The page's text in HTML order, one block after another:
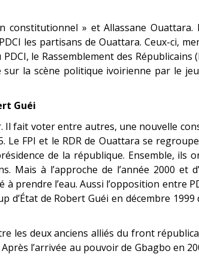
» et Allassane Ouattara.
les partisans de Ouattara. Ceux-ci,
le Rassemblement des Républicains
la scène politique ivoirienne par le jeu
Guéi
Il fait voter entre autres, une nouvelle
Le FPI et le RDR de Ouattara se
de la république. Ensemble, ils
Mais à l’approche de l’année 2000 et
prendre l’eau. Aussi l’opposition entre
de Robert Guéi en décembre 1999
les deux anciens alliés du front
l’arrivée au pouvoir de Gbagbo en